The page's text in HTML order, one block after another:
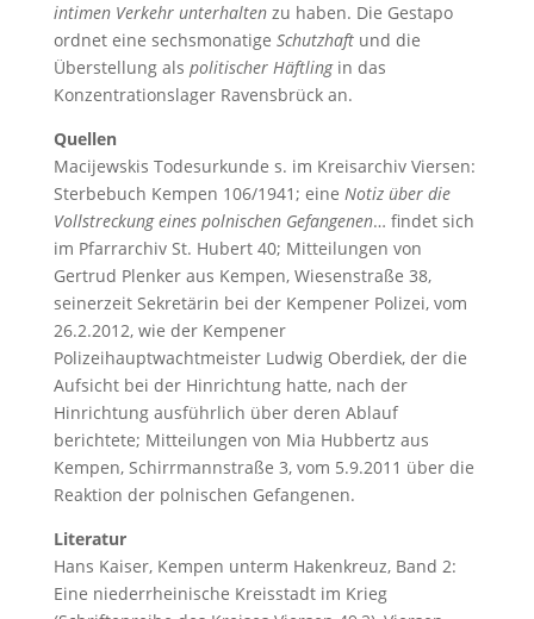
intimen Verkehr unterhalten zu haben. Die Gestapo
ordnet eine sechsmonatige Schutzhaft und die
Überstellung als politischer Häftlingin das
Konzentrationslager Ravensbrück an.
Quellen
Macijewskis Todesurkunde s. im Kreisarchiv Viersen:
Sterbebuch Kempen 106/1941; eine Notiz über die
Vollstreckung eines polnischen Gefangenen… findet sich
im Pfarrarchiv St. Hubert 40; Mitteilungen von
Gertrud Plenker aus Kempen, Wiesenstraße 38,
seinerzeit Sekretärin bei der Kempener Polizei, vom
26.2.2012, wie der Kempener
Polizeihauptwachtmeister Ludwig Oberdiek, der die
Aufsicht bei der Hinrichtung hatte, nach der
Hinrichtung ausführlich über deren Ablauf
berichtete; Mitteilungen von Mia Hubbertz aus
Kempen, Schirrmannstraße 3, vom 5.9.2011 über die
Reaktion der polnischen Gefangenen.
Literatur
Hans Kaiser, Kempen unterm Hakenkreuz, Band 2:
Eine niederrheinische Kreisstadt im Krieg